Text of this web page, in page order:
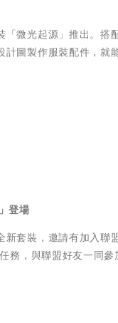
微光起源」推出。
計圖製作服裝配件，
登場
套裝，邀請有加入
務，與聯盟好友一同